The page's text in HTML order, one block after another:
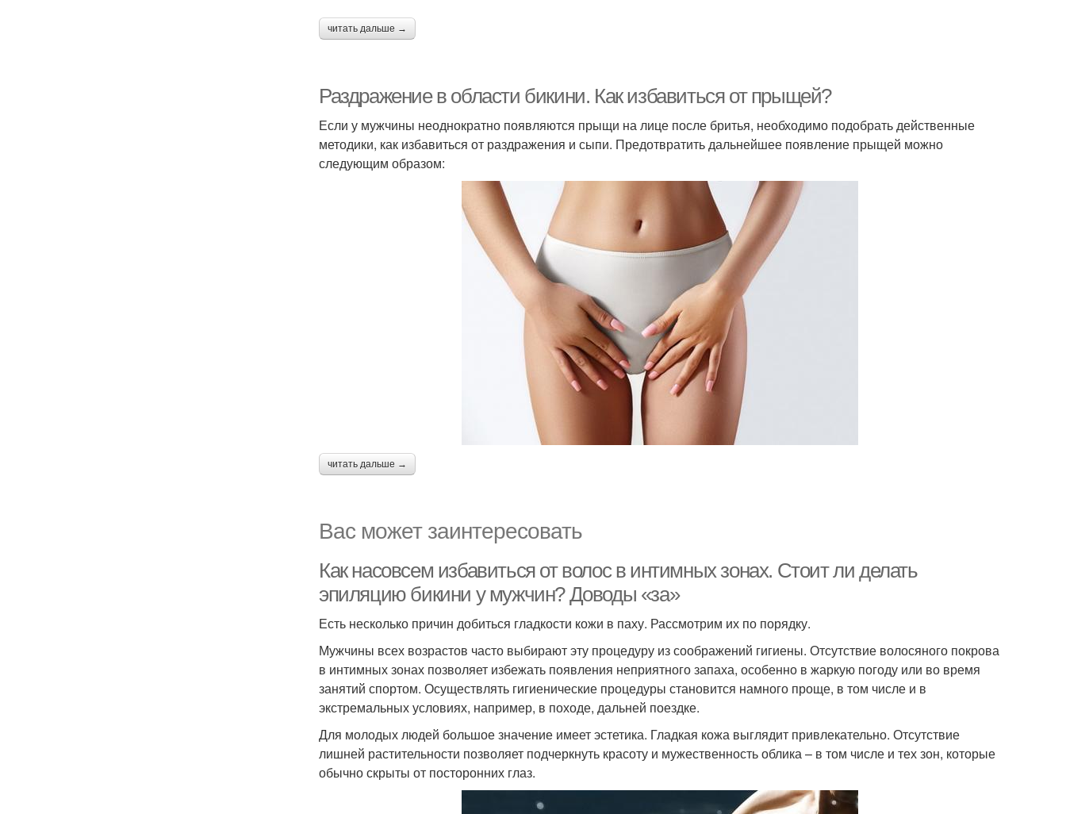
читать дальше →
Раздражение в области бикини. Как избавиться от прыщей?
Если у мужчины неоднократно появляются прыщи на лице после бритья, необходимо подобрать действенные
методики, как избавиться от раздражения и сыпи. Предотвратить дальнейшее появление прыщей можно
следующим образом:
читать дальше →
Вас может заинтересовать
Как насовсем избавиться от волос в интимных зонах. Стоит ли делать
эпиляцию бикини у мужчин? Доводы «за»
Есть несколько причин добиться гладкости кожи в паху. Рассмотрим их по порядку.
Мужчины всех возрастов часто выбирают эту процедуру из соображений гигиены. Отсутствие волосяного покрова
в интимных зонах позволяет избежать появления неприятного запаха, особенно в жаркую погоду или во время
занятий спортом. Осуществлять гигиенические процедуры становится намного проще, в том числе и в
экстремальных условиях, например, в походе, дальней поездке.
Для молодых людей большое значение имеет эстетика. Гладкая кожа выглядит привлекательно. Отсутствие
лишней растительности позволяет подчеркнуть красоту и мужественность облика – в том числе и тех зон, которые
обычно скрыты от посторонних глаз.